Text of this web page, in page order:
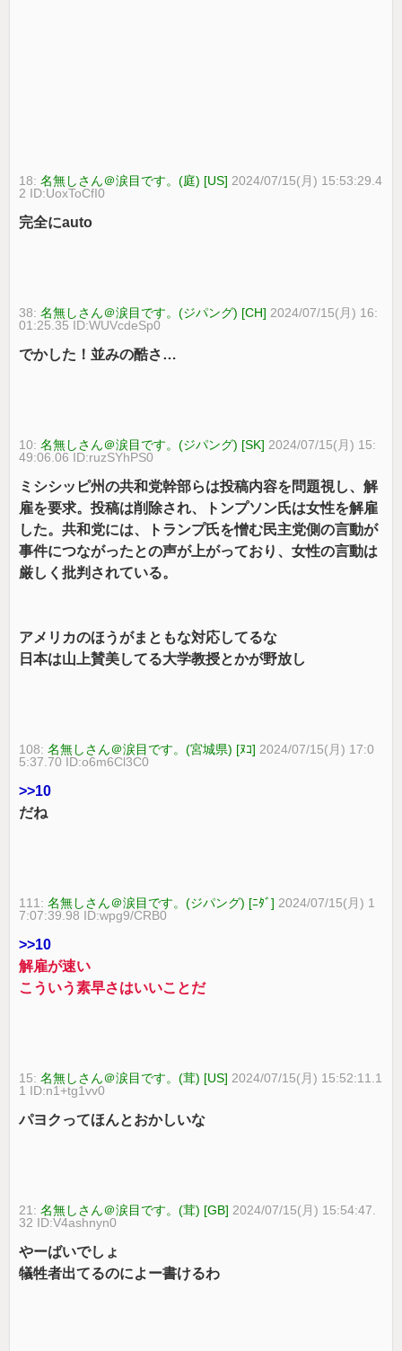
18:名無しさん＠涙目です。(庭) [US] 2024/07/15(月) 15:53:29.4
2 ID:UoxToCfI0
完全にauto
38:名無しさん＠涙目です。(ジパング) [CH] 2024/07/15(月) 16:
01:25.35 ID:WUVcdeSp0
でかした！並みの酷さ…
10:名無しさん＠涙目です。(ジパング) [SK] 2024/07/15(月) 15:
49:06.06 ID:ruzSYhPS0
ミシシッピ州の共和党幹部らは投稿内容を問題視し、解
雇を要求。投稿は削除され、トンプソン氏は女性を解雇
した。共和党には、トランプ氏を憎む民主党側の言動が
事件につながったとの声が上がっており、女性の言動は
厳しく批判されている。
アメリカのほうがまともな対応してるな
日本は山上賛美してる大学教授とかが野放し
108:名無しさん＠涙目です。(宮城県) [ﾇｺ] 2024/07/15(月) 17:0
5:37.70 ID:o6m6Cl3C0
>>10
だね
111:名無しさん＠涙目です。(ジパング) [ﾆﾀﾞ] 2024/07/15(月) 1
7:07:39.98 ID:wpg9/CRB0
>>10
解雇が速い
こういう素早さはいいことだ
15:名無しさん＠涙目です。(茸) [US] 2024/07/15(月) 15:52:11.1
1 ID:n1+tg1vv0
パヨクってほんとおかしいな
21:名無しさん＠涙目です。(茸) [GB] 2024/07/15(月) 15:54:47.
32 ID:V4ashnyn0
やーばいでしょ
犠牲者出てるのによー書けるわ